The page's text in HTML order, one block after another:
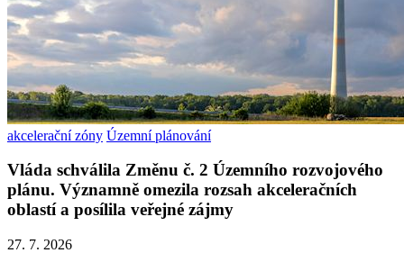
akcelerační zóny Územní plánování
Vláda schválila Změnu č. 2 Územního rozvojového
plánu. Významně omezila rozsah akceleračních
oblastí a posílila veřejné zájmy
27. 7. 2026